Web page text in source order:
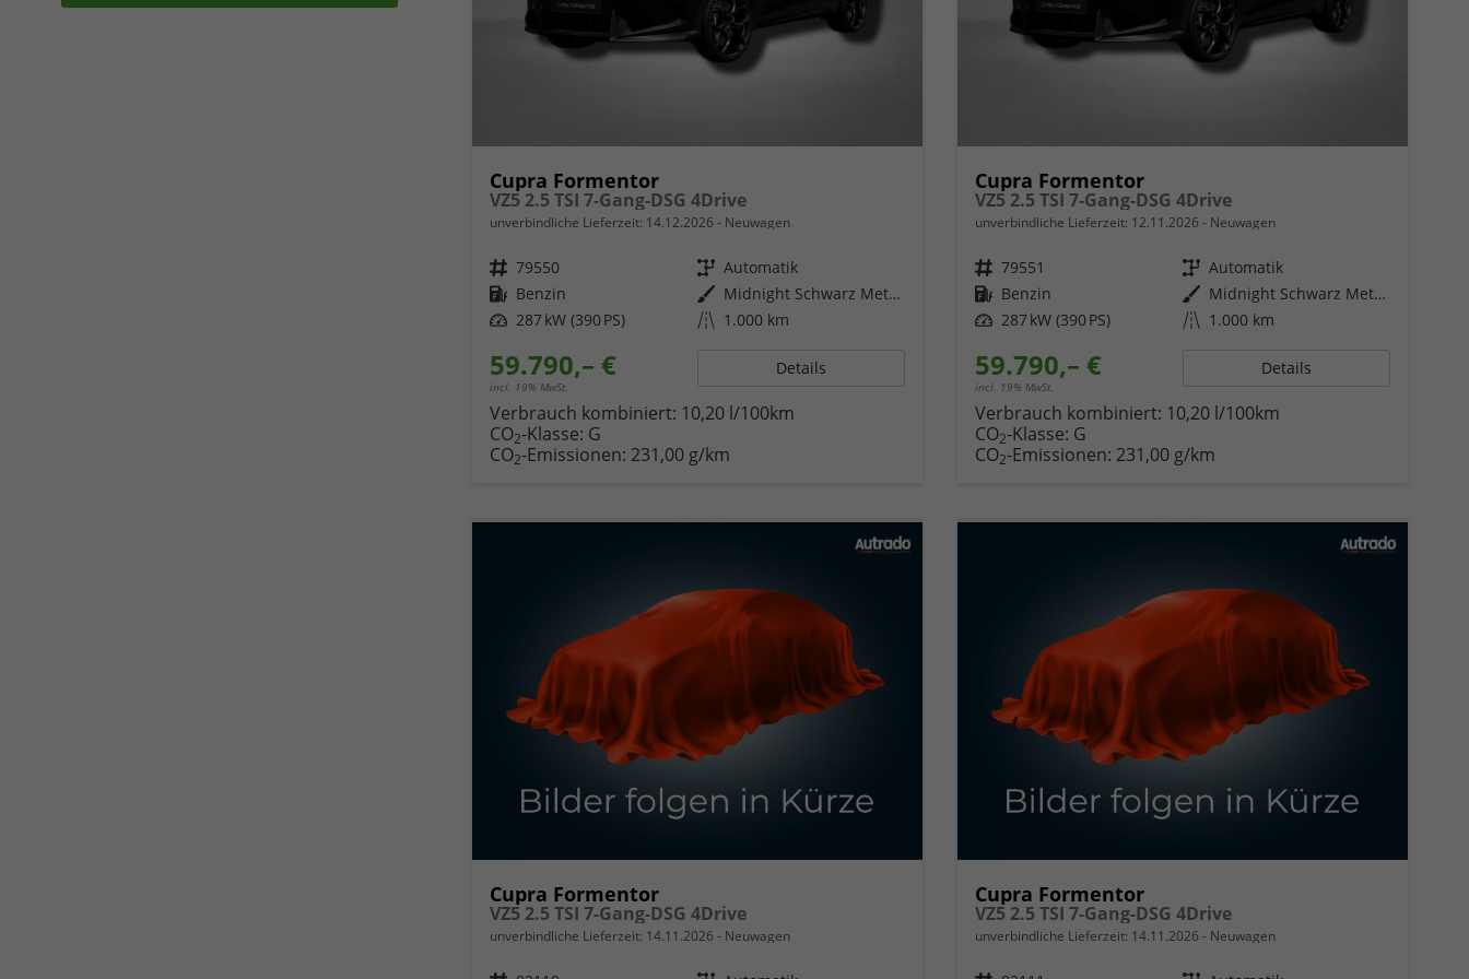
Cupra Formentor
VZ5 2.5 TSI 7-Gang-DSG 4Drive
unverbindliche Lieferzeit: 14.12.2026 Neuwagen
Fahrzeugnr. 79550 Getriebe Automatik
Kraftstoff Benzin Außenfarbe
Midnight Schwarz Metallic
Leistung 287 kW (390 PS) Kilometerstand 1.000 km
59.790,– €
incl. 19% MwSt.
Details
Verbrauch kombiniert: 10,20 l/100km
CO2-Klasse: G
CO2-Emissionen: 231,00 g/km
Cupra Formentor
VZ5 2.5 TSI 7-Gang-DSG 4Drive
unverbindliche Lieferzeit: 12.11.2026 Neuwagen
Fahrzeugnr. 79551 Getriebe Automatik
Kraftstoff Benzin Außenfarbe
Midnight Schwarz Metallic
Leistung 287 kW (390 PS) Kilometerstand 1.000 km
59.790,– €
incl. 19% MwSt.
Details
Verbrauch kombiniert: 10,20 l/100km
CO2-Klasse: G
CO2-Emissionen: 231,00 g/km
Cupra Formentor
VZ5 2.5 TSI 7-Gang-DSG 4Drive
unverbindliche Lieferzeit: 14.11.2026 Neuwagen
Cupra Formentor
VZ5 2.5 TSI 7-Gang-DSG 4Drive
unverbindliche Lieferzeit: 14.11.2026 Neuwagen